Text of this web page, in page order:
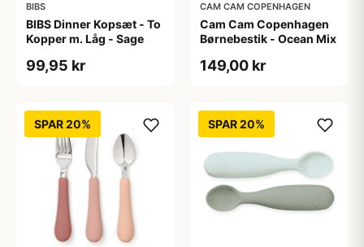
BIBS
BIBS Dinner Kopsæt - To
Kopper m. Låg - Sage
99,95 kr
CAM CAM COPENHAGEN
Cam Cam Copenhagen
Børnebestik - Ocean Mix
149,00 kr
SPAR 20% SPAR 20%